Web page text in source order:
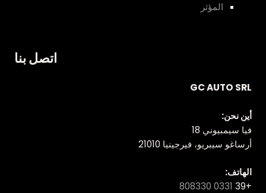
المؤثر
اتصل بنا
GC AUTO SRL
أين نحن:
فيا سيمبيوني 18
أرساغو سيبريو، فيرجينيا 21010
الهاتف:
+39
0331 808330